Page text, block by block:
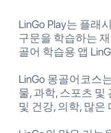
LinGo Play는 플래
구문을 학습하는
골어 학습용 앱
LinGo 몽골어코스
물, 과학, 스포츠 및
및 건강, 의학, 많은